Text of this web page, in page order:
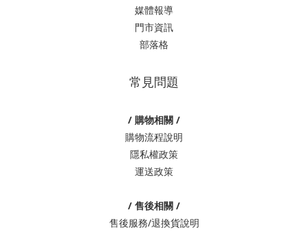
媒體報導
門市資訊
部落格
常見問題
/ 購物相關 /
購物流程說明
隱私權政策
運送政策
/ 售後相關 /
售後服務/退換貨說明